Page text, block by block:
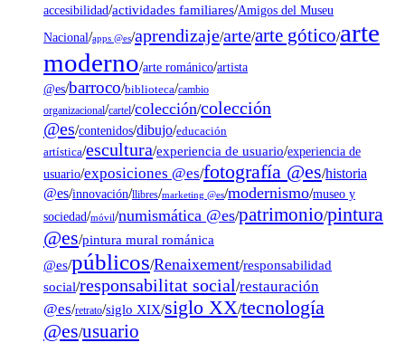
accesibilidad/actividades familiares/Amigos del Museu
Nacional/apps @es/aprendizaje/arte/arte gótico/arte
moderno/arte románico/artista
@es/barroco/biblioteca/cambio
organizacional/cartel/colección/colección
@es/contenidos/dibujo/educación
artística/escultura/experiencia de usuario/experiencia de
usuario/exposiciones @es/fotografía @es/historia
@es/innovación/llibres/marketing @es/modernismo/museo y
sociedad/móvil/numismática @es/patrimonio/pintura
@es/pintura mural románica
@es/públicos/Renaixement/responsabilidad
social/responsabilitat social/restauración
@es/retrato/siglo XIX/siglo XX/tecnología
@es/usuario